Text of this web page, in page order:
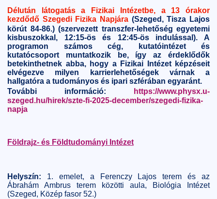
Délután látogatás a Fizikai Intézetbe, a 13 órakor
kezdődő Szegedi Fizika Napjára (Szeged, Tisza Lajos
körút 84-86.) (szervezett transzfer-lehetőség egyetemi
kisbuszokkal, 12:15-ös és 12:45-ös indulással). A
programon számos cég, kutatóintézet és
kutatócsoport muntatkozik be, így az érdeklődők
betekinthetnek abba, hogy a Fizikai Intézet képzéseit
elvégezve milyen karrierlehetőségek várnak a
hallgatóra a tudományos és ipari szférában egyaránt.
További információ:
https://www.physx.u-
szeged.hu/hirek/szte-fi-2025-december/szegedi-fizika-
napja
Földrajz- és Földtudományi Intézet
Helyszín: 1. emelet, a Ferenczy Lajos terem és az
Ábrahám Ambrus terem közötti aula, Biológia Intézet
(Szeged, Közép fasor 52.)